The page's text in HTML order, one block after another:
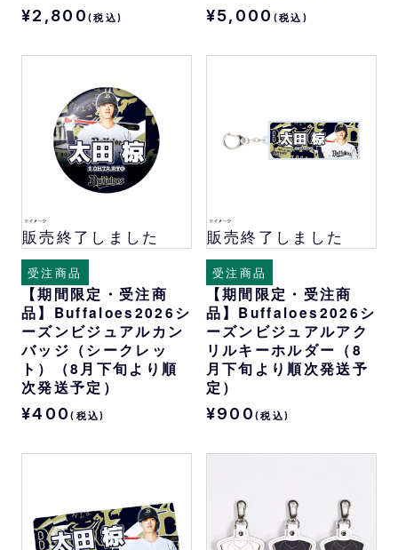
¥2,800 (税込) ¥5,000 (税込)
販売終了しました
受注商品
【期間限定・受注商
品】Buffaloes2026シ
ーズンビジュアルカン
バッジ（シークレッ
ト）（8月下旬より順
次発送予定）
¥400(税込)
販売終了しました
受注商品
【期間限定・受注商
品】Buffaloes2026シ
ーズンビジュアルアク
リルキーホルダー（8
月下旬より順次発送予
定）
¥900(税込)